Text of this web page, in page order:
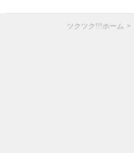
ツクツク!!!ホーム